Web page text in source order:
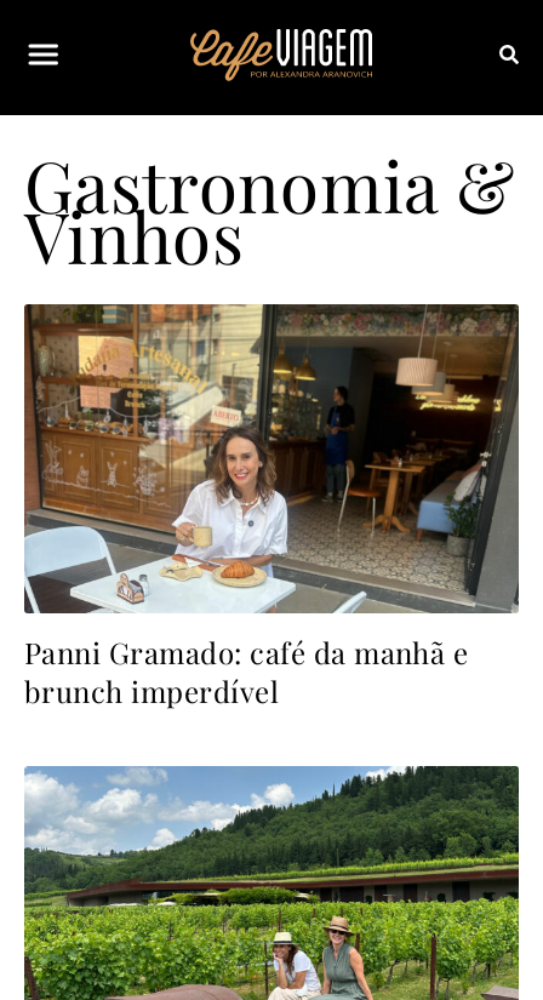
Gastronomia &
Vinhos
Panni Gramado: café da manhã e
brunch imperdível